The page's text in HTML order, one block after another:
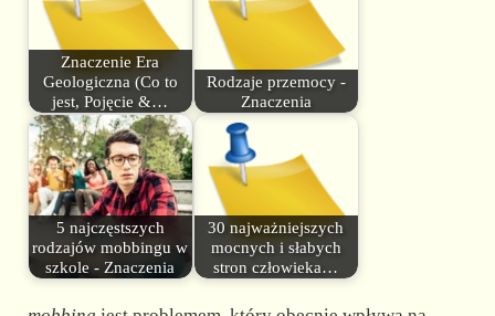
Znaczenie Era
Geologiczna (Co to
jest, Pojęcie &…
Rodzaje przemocy -
Znaczenia
5 najczęstszych
rodzajów mobbingu w
szkole - Znaczenia
30 najważniejszych
mocnych i słabych
stron człowieka…